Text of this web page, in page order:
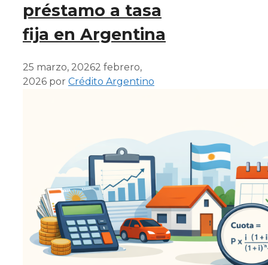
préstamo a tasa
fija en Argentina
25 marzo, 20262 febrero,
2026 por Crédito Argentino